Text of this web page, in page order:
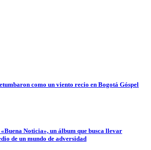
como un viento recio en Bogotá Góspel
Noticia», un álbum que busca llevar
de un mundo de adversidad